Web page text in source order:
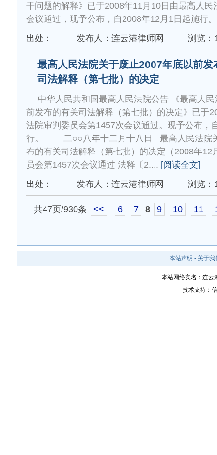
干问题的解释》已于2008年11月10日由最高人
会议通过，现予公布，自2008年12月1日起
出处：
发布人：连云港律师网 浏览：
最高人民法院关于废止2007年底以前发
司法解释（第七批）的决定
中华人民共和国最高人民法院公告 《最高人
前发布的有关司法解释（第七批）的决定》已于
法院审判委员会第1457次会议通过。现予公布，
行。 二○○八年十二月十八日 最高人民法院关
布的有关司法解释（第七批）的决定（2008年12
员会第1457次会议通过 法释〔2.... [阅读全文]
出处：
发布人：连云港律师网 浏览：
共47页/930条 << 6 7 8 9 10 11
本站声明 - 关于我
本站网络实名：连
技术支持：